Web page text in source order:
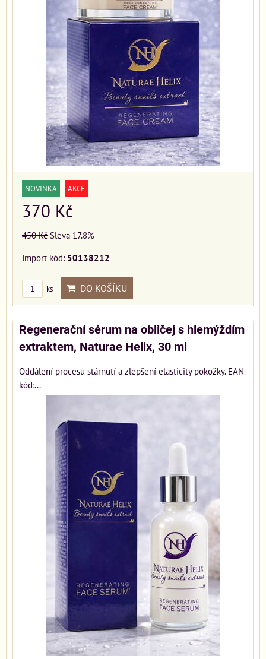
NOVINKA AKCE
370 Kč
450 Kč Sleva 17.8%
Import kód: 50138212
ks DO KOŠÍKU
Regenerační sérum na obličej s hlemýždím
extraktem, Naturae Helix, 30 ml
Oddálení procesu stárnutí a zlepšení elasticity pokožky. EAN
kód:...